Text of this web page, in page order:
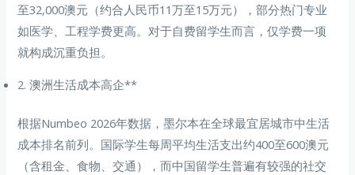
至32,000澳元（约合人民币11万至15万元），部分热门专业
如医学、工程学费更高。对于自费留学生而言，仅学费一项
就构成沉重负担。
2. 澳洲生活成本高企**
根据Numbeo 2026年数据，墨尔本在全球最宜居城市中生活
成本排名前列。国际学生每周平均生活支出约400至600澳元
（含租金、食物、交通），而中国留学生普遍有较强的社交